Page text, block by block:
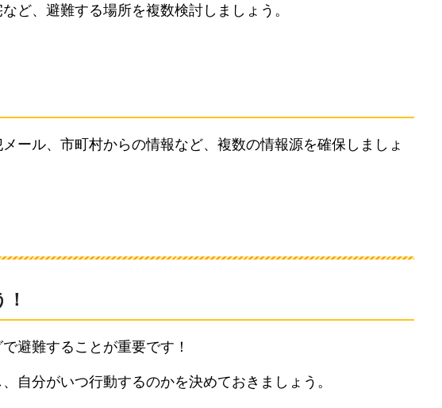
ど、避難する場所を複数検討しましょう。
ール、市町村からの情報など、複数の情報源を確保しましょ
避難することが重要です！
自分がいつ行動するのかを決めておきましょう。